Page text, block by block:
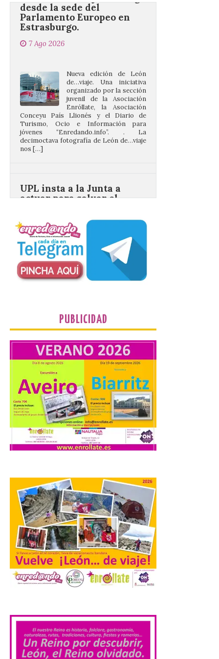
Estrasburgo.
7 Ago 2026
organizado por la sección
juvenil de la Asociación
Enróllate, la Asociación
Conceyu País Llionés y el Diario de
Turismo, Ocio e Información para
jóvenes “Enredando.info”. . La
decimoctava fotografía de León de…viaje
nos […]
castillo del Asmesnal, un
BIC en estado de ruina
Un Bien de Interés
Cultural abandonado
desde 1949. Los
procuradores leonesistas
plantean que la Junta
Unión del Pueblo […]
La Universidad de León
distribuye folletos con la
programación del evento
del eclipse solar que
organiza con la ESA y el
Ayuntamiento
7 Ago 2026
Información Turística de
León e incluyen, además
del programa del evento, una guía
práctica con recomendaciones
elaboradas por especialistas para
observar el eclipse con seguridad León, 7
de agosto de 2026. La programación […]
Laciana comienza su
programación para
disfrutar el eclipse total
7 Ago 2026
Durante los días 1 y 2 de
agosto, tanto el público
PUBLICIDAD